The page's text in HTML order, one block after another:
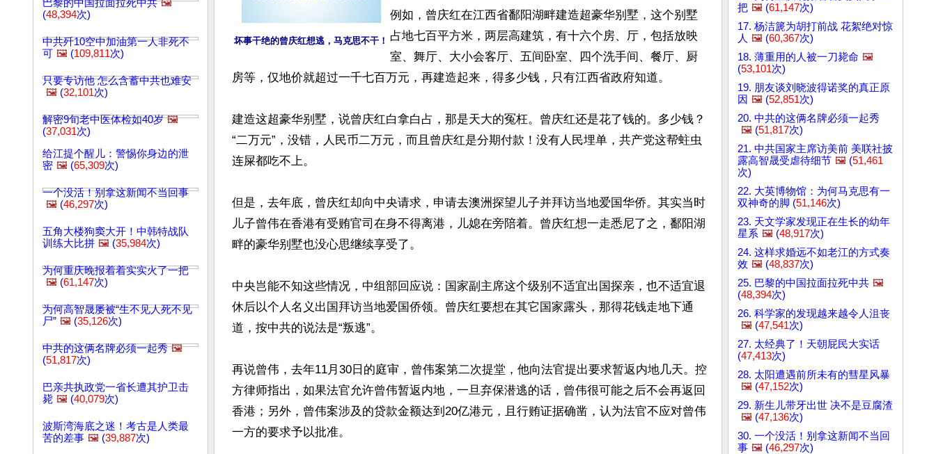
巴黎的中国拉面拉死中共 🖼️
(48,394次)
中共歼10空中加油第一人非死不
可 🖼️ (109,811次)
只要专访他 怎么含蓄中共也难安
🖼️ (32,101次)
解密9旬老中医体检如40岁 🖼️
(37,031次)
给江提个醒儿：警惕你身边的泄
密 🖼️ (65,309次)
一个没活！别拿这新闻不当回事
🖼️ (46,297次)
五角大楼狗窦大开！中韩特战队
训练大比拼 🖼️ (35,984次)
为何重庆晚报着着实实火了一把
🖼️ (61,147次)
为何高智晟屡被“生不见人死不见
尸” 🖼️ (35,126次)
中共的这俩名牌必须一起秀 🖼️
(51,817次)
巴亲共执政党一省长遭其护卫击
毙 🖼️ (40,079次)
波斯湾海底之迷！考古是人类最
苦的差事 🖼️ (39,887次)
坏事干绝的曾庆红想逃，马克思不干！
例如，曾庆红在江西省鄱阳湖畔建造超豪华别墅，这个别墅
占地七百平方米，两层高建筑，有十六个房、厅，包括放映
室、舞厅、大小会客厅、五间卧室、四个洗手间、餐厅、厨
房等，仅地价就超过一千七百万元，再建造起来，得多少钱，只有江西省政府知道。
建造这超豪华别墅，说曾庆红白拿白占，那是天大的冤枉。曾庆红还是花了钱的。多少钱？
“二万元”，没错，人民币二万元，而且曾庆红是分期付款！没有人民埋单，共产党这帮蛀虫
连屎都吃不上。
但是，去年底，曾庆红却向中央请求，申请去澳洲探望儿子并拜访当地爱国华侨。其实当时
儿子曾伟在香港有受贿官司在身不得离港，儿媳在旁陪着。曾庆红想一走悉尼了之，鄱阳湖
畔的豪华别墅也没心思继续享受了。
中央岂能不知这些情况，中组部回应说：国家副主席这个级别不适宜出国探亲，也不适宜退
休后以个人名义出国拜访当地爱国侨领。曾庆红要想在其它国家露头，那得花钱走地下通
道，按中共的说法是“叛逃”。
再说曾伟，去年11月30日的庭审，曾伟案第二次提堂，他向法官提出要求暂返内地几天。控
方律师指出，如果法官允许曾伟暂返内地，一旦弃保潜逃的话，曾伟很可能之后不会再返回
香港；另外，曾伟案涉及的贷款金额达到20亿港元，且行贿证据确凿，认为法官不应对曾伟
一方的要求予以批准。
把 🖼️ (61,147次)
17. 杨洁篪为胡打前战 花絮绝对惊
人 🖼️ (60,367次)
18. 薄重用的人被一刀毙命 🖼️
(53,101次)
19. 朋友谈刘晓波得诺奖的真正原
因 🖼️ (52,851次)
20. 中共的这俩名牌必须一起秀
🖼️ (51,817次)
21. 中共国家主席访美前 美联社披
露高智晟受虐待细节 🖼️ (51,461
次)
22. 大英博物馆：为何马克思有一
双神奇的脚 (51,146次)
23. 天文学家发现正在生长的幼年
星系 🖼️ (48,917次)
24. 这样求婚远不如老江的方式奏
效 🖼️ (48,837次)
25. 巴黎的中国拉面拉死中共 🖼️
(48,394次)
26. 科学家的发现越来越令人沮丧
🖼️ (47,541次)
27. 太经典了！天朝屁民大实话
(47,413次)
28. 太阳遭遇前所未有的彗星风暴
🖼️ (47,152次)
29. 新生儿带牙出世 决不是豆腐渣
🖼️ (47,136次)
30. 一个没活！别拿这新闻不当回
事 🖼️ (46,297次)